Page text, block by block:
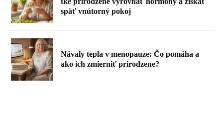
späť vnútorný pokoj
Návaly tepla v menopauze: Čo pomáha a
ako ich zmierniť prirodzene?